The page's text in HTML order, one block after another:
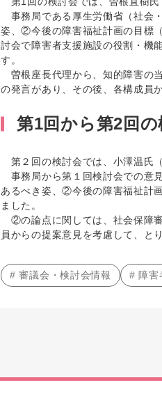
事務局である厚生労働省（社会
姿、②今後の障害福祉計画の目標
討会で障害者支援施設の役割・機
す。
曽根座長代理から、知的障害の
の発言があり、その後、各構成員
第1回から第2回
第２回の検討会では、小澤温氏
事務局から第１回検討会での意
あるべき姿、②今後の障害福祉計
ました。
②の論点に関しては、社会保障
員からの提案意見を考慮して、と
# 審議会・検討会情報 # 障害